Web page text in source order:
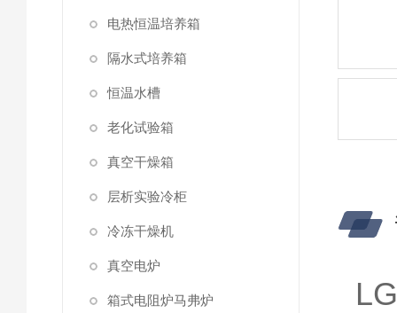
电热恒温培养箱
隔水式培养箱
恒温水槽
老化试验箱
真空干燥箱
层析实验冷柜
冷冻干燥机
真空电炉
箱式电阻炉马弗炉